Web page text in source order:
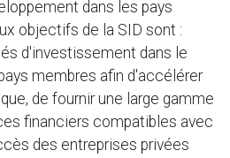
dans les pays
objectifs de la SID sont :
d'investissement dans le
membres afin d'accélérer
de fournir une large gamme
financiers compatibles avec
des entreprises privées